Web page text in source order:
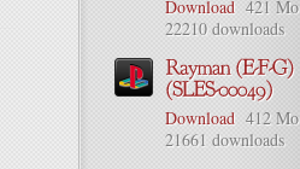
Download 421 Mo
22210 downloads
Download 412 Mo
21661 downloads